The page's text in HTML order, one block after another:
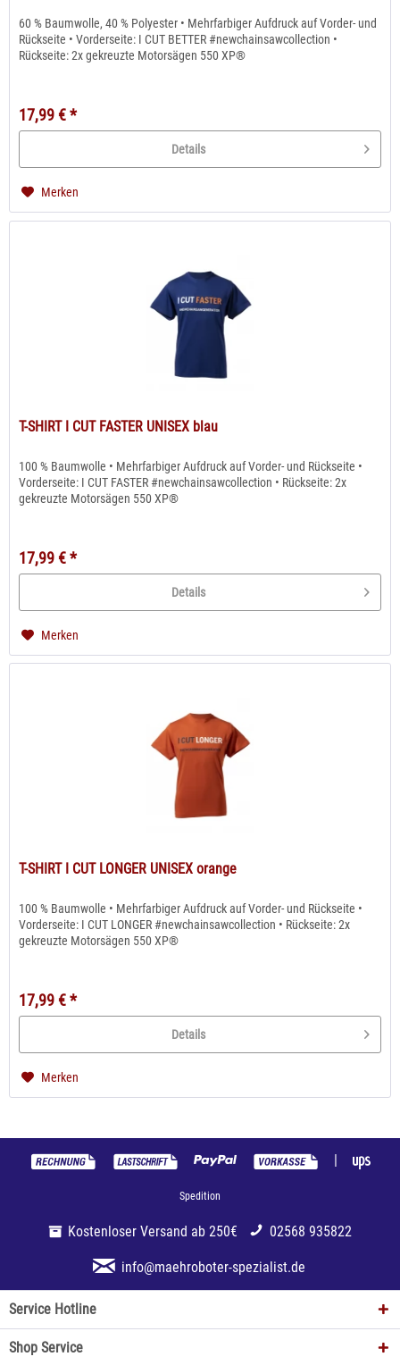
60 % Baumwolle, 40 % Polyester • Mehrfarbiger Aufdruck auf Vorder- und
Rückseite • Vorderseite: I CUT BETTER #newchainsawcollection •
Rückseite: 2x gekreuzte Motorsägen 550 XP®
17,99 € *
Details
Merken
T-SHIRT I CUT FASTER UNISEX blau
100 % Baumwolle • Mehrfarbiger Aufdruck auf Vorder- und Rückseite •
Vorderseite: I CUT FASTER #newchainsawcollection • Rückseite: 2x
gekreuzte Motorsägen 550 XP®
17,99 € *
Details
Merken
T-SHIRT I CUT LONGER UNISEX orange
100 % Baumwolle • Mehrfarbiger Aufdruck auf Vorder- und Rückseite •
Vorderseite: I CUT LONGER #newchainsawcollection • Rückseite: 2x
gekreuzte Motorsägen 550 XP®
17,99 € *
Details
Merken
|
Spedition
Kostenloser Versand ab 250€ 02568 935822
info@maehroboter-spezialist.de
Service Hotline
Shop Service